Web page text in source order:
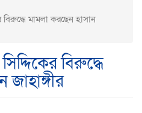
মামলা করছেন হাসান
বিরুদ্ধে